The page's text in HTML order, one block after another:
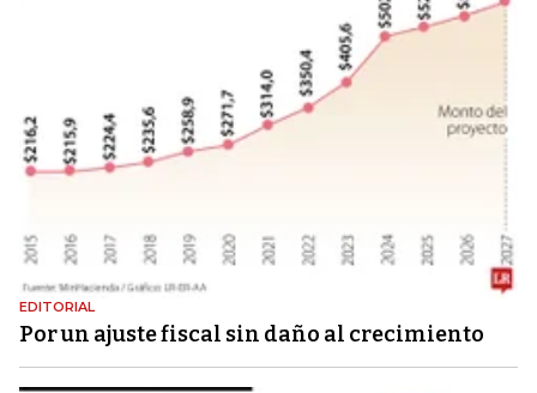
EDITORIAL
Por un ajuste fiscal sin daño al crecimiento